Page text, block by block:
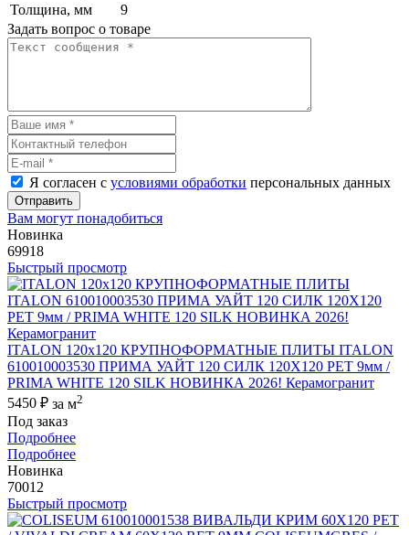
Толщина, мм
9
Задать вопрос о товаре
Я согласен с условиями обработки персональных данных
Отправить
Вам могут понадобиться
Новинка
69918
Быстрый просмотр
ITALON 120x120 КРУПНОФОРМАТНЫЕ ПЛИТЫ ITALON
610010003530 ПРИМА УАЙТ 120 СИЛК 120Х120 РЕТ 9мм /
PRIMA WHITE 120 SILK НОВИНКА 2026! Керамогранит
5450 ₽ за м2
Под заказ
Подробнее
Подробнее
Новинка
70012
Быстрый просмотр